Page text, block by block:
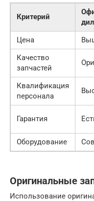
Критерий
Цена
Качество
запчастей
Квалификация
персонала
Гарантия
Оборудование
Оригинальные
Использование